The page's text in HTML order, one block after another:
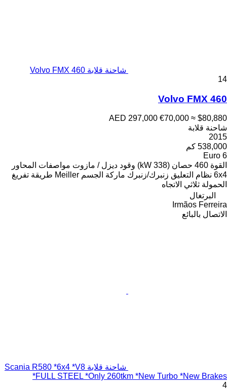
شاحنة قلابة Volvo FMX 460
14
Volvo FMX 460
AED 297,000 €70,000 ≈ $80,880
شاحنة قلابة
2015
538,000 كم
Euro 6
القوة 460 حصان (338 kW) وقود ديزل / مازوت مواصفات المحاور
6x4 نظام التعليق زنبرك/زنبرك ماركة الجسم Meiller طريقة تفريغ
الحمولة ثلاثي الاتجاه
البرتغال
Irmãos Ferreira
الاتصال بالبائع
شاحنة قلابة Scania R580 *6x4 *V8
*FULL STEEL *Only 260tkm *New Turbo *New Brakes
4